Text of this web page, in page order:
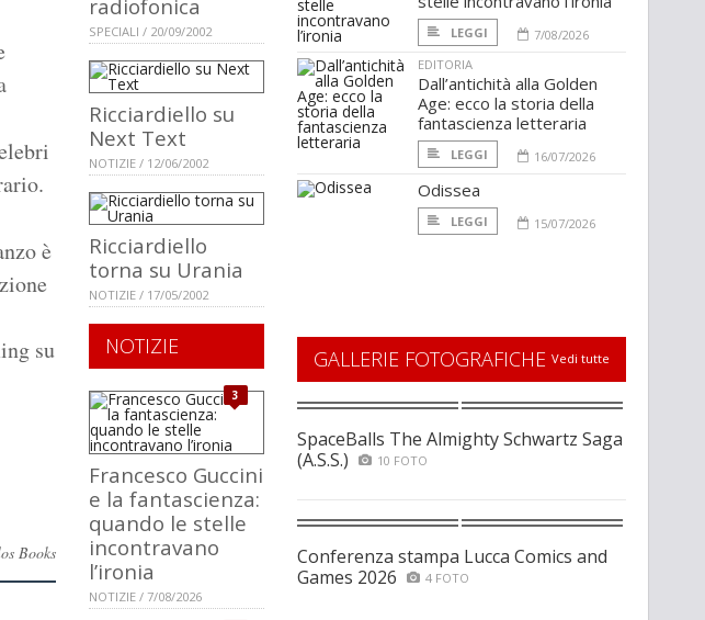
è
su
Books
radiofonica
SPECIALI / 20/09/2002
Ricciardiello su
Next Text
NOTIZIE / 12/06/2002
Ricciardiello
torna su Urania
NOTIZIE / 17/05/2002
NOTIZIE
3
Francesco Guccini
e la fantascienza:
quando le stelle
incontravano
l’ironia
NOTIZIE / 7/08/2026
LEGGI
7/08/2026
EDITORIA
Dall’antichità alla Golden
Age: ecco la storia della
fantascienza letteraria
LEGGI 16/07/2026
Odissea
LEGGI 15/07/2026
GALLERIE FOTOGRAFICHE Vedi tutte
SpaceBalls The Almighty Schwartz Saga
(A.S.S.)
10 FOTO
Conferenza stampa Lucca Comics and
Games 2026
4 FOTO